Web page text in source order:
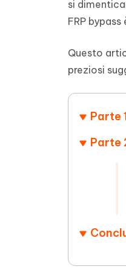
4DDiG -
Recuperare i
Vedi Tutti i
Mobile
iAnyGo- iOS
Cambiare la
PC
Recuperare i
OCR &
Strumento
si
FRP
Questo
preziosi
Parte
Parte